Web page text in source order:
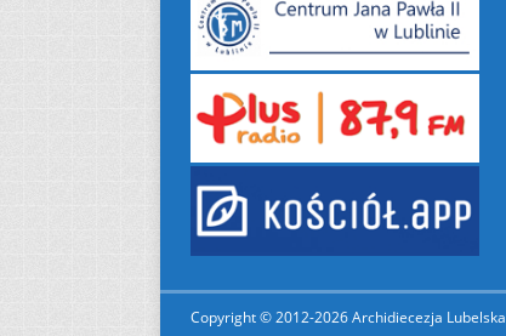
Copyright © 2012-2026 Archidiecezja Lubelska